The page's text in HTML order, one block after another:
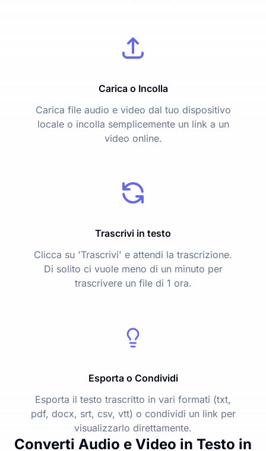
Carica o Incolla
Carica file audio e video dal tuo dispositivo
locale o incolla semplicemente un link a un
video online.
Trascrivi in testo
Clicca su 'Trascrivi' e attendi la trascrizione.
Di solito ci vuole meno di un minuto per
trascrivere un file di 1 ora.
Esporta o Condividi
Esporta il testo trascritto in vari formati (txt,
pdf, docx, srt, csv, vtt) o condividi un link per
visualizzarlo direttamente.
Converti Audio e Video in Testo in